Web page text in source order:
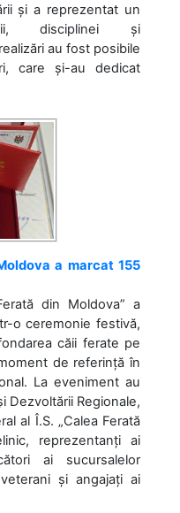
și a reprezentat un
disciplinei și
au fost posibile
care și-au dedicat
a marcat 155
din Moldova” a
o ceremonie festivă,
căii ferate pe
de referință în
La eveniment au
Dezvoltării Regionale,
al Î.S. „Calea Ferată
reprezentanți ai
ai sucursalelor
și angajați ai